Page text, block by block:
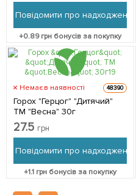
Повідомити про надходження
+0.89грн бонусів за покупку
Немає в наявності 48390
Горох "Герцог" "Дитячий"
ТМ "Весна" 30г
27.5 грн
Повідомити про надходження
+1.1 грн бонусів за покупку